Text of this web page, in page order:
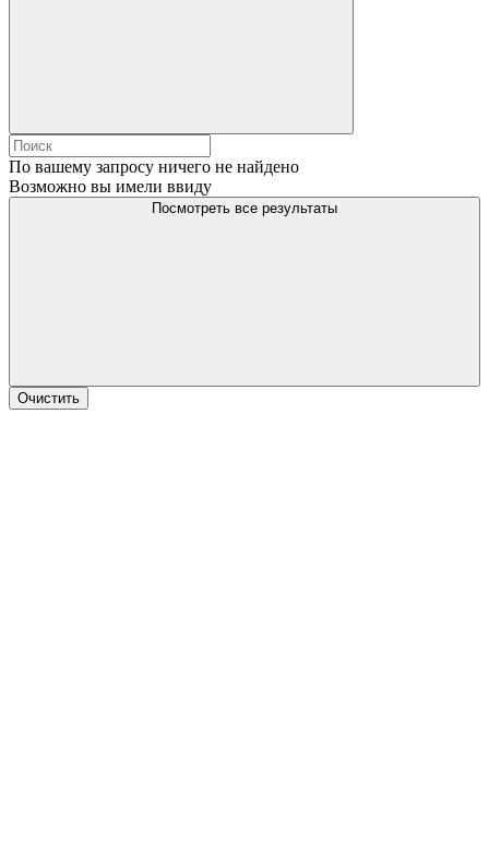
По вашему запросу ничего не найдено
Возможно вы имели ввиду
Посмотреть все результаты
Очистить